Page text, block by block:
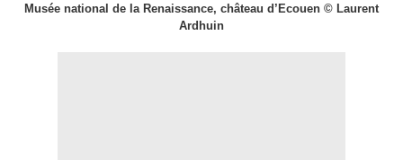
Musée national de la Renaissance, château d’Ecouen © Laurent
Ardhuin